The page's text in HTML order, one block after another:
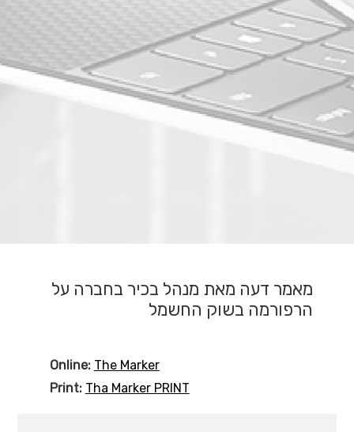
מאמר דעה מאת מנהל בכיר בחברה על
הרפורמה בשוק החשמל
Online: The Marker
Print: Tha Marker PRINT